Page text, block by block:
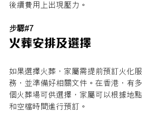
後續費用上出現壓力。
步驟#7
火葬安排及選擇
如果選擇火葬，家屬需提前預訂火化服
務，並準備好相關文件。在香港，有多
個火葬場可供選擇，家屬可以根據地點
和空檔時間進行預訂。